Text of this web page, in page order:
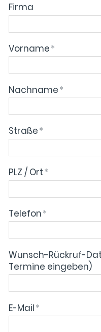
Firma
Vorname*
Nachname*
Straße*
PLZ / Ort*
Telefon*
Wunsch-Rückruf-
Termine eingeben)
E-Mail*